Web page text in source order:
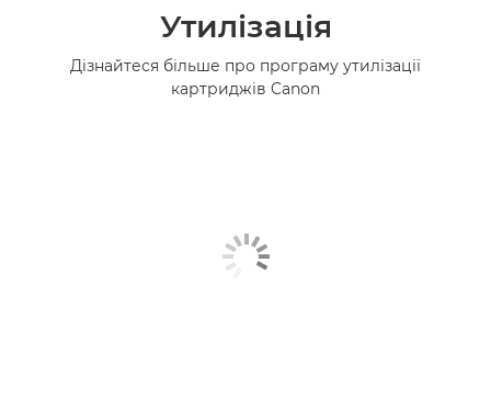
Утилізація
Дізнайтеся більше про програму утилізації
картриджів Canon